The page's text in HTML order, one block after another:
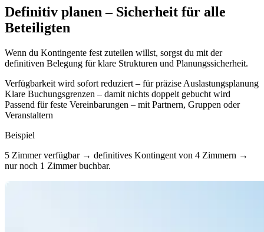
Definitiv planen – Sicherheit für alle
Beteiligten
Wenn du Kontingente fest zuteilen willst, sorgst du mit der
definitiven Belegung für klare Strukturen und Planungssicherheit.
Verfügbarkeit wird sofort reduziert – für präzise Auslastungsplanung
Klare Buchungsgrenzen – damit nichts doppelt gebucht wird
Passend für feste Vereinbarungen – mit Partnern, Gruppen oder
Veranstaltern
Beispiel
5 Zimmer verfügbar → definitives Kontingent von 4 Zimmern →
nur noch 1 Zimmer buchbar.